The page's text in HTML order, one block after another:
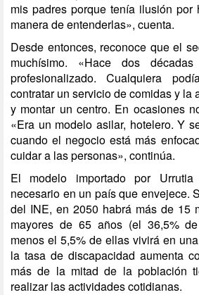
mis padres porque tenía ilusión por
manera de entenderlas», cuenta.
Desde entonces, reconoce que el
muchísimo. «Hace dos
profesionalizado. Cualquiera
contratar un servicio de comidas y la
y montar un centro. En ocasiones
«Era un modelo asilar, hotelero. Y
cuando el negocio está más
cuidar a las personas», continúa.
El modelo importado por
necesario en un país que envejece.
del INE, en 2050 habrá más de 15
mayores de 65 años (el 36,5%
menos el 5,5% de ellas vivirá en
la tasa de discapacidad aumenta
más de la mitad de la población
realizar las actividades cotidianas.